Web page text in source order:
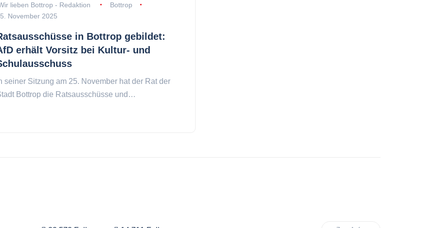
lieben Bottrop - Redaktion
Bottrop
November 2025
in Bottrop gebildet:
erhält Vorsitz bei Kultur- und
seiner Sitzung am 25. November hat der Rat der
Bottrop die Ratsausschüsse und…